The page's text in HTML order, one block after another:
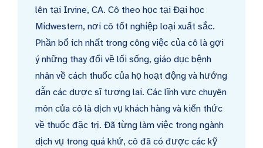
lên tại Irvine, CA. Cô theo học tại Đại học
Midwestern, nơi cô tốt nghiệp loại xuất sắc.
Phần bổ ích nhất trong công việc của cô là gợi
ý những thay đổi về lối sống, giáo dục bệnh
nhân về cách thuốc của họ hoạt động và hướng
dẫn các dược sĩ tương lai. Các lĩnh vực chuyên
môn của cô là dịch vụ khách hàng và kiến thức
về thuốc đặc trị. Đã từng làm việc trong ngành
dịch vụ trong quá khứ, cô đã có được các kỹ